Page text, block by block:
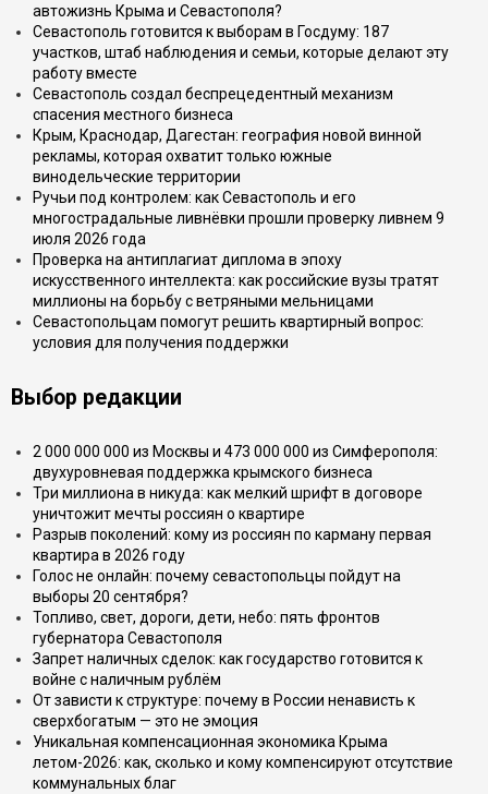
автожизнь Крыма и Севастополя?
Севастополь готовится к выборам в Госдуму: 187
участков, штаб наблюдения и семьи, которые делают эту
работу вместе
Севастополь создал беспрецедентный механизм
спасения местного бизнеса
Крым, Краснодар, Дагестан: география новой винной
рекламы, которая охватит только южные
винодельческие территории
Ручьи под контролем: как Севастополь и его
многострадальные ливнёвки прошли проверку ливнем 9
июля 2026 года
Проверка на антиплагиат диплома в эпоху
искусственного интеллекта: как российские вузы тратят
миллионы на борьбу с ветряными мельницами
Севастопольцам помогут решить квартирный вопрос:
условия для получения поддержки
Выбор редакции
2 000 000 000 из Москвы и 473 000 000 из Симферополя:
двухуровневая поддержка крымского бизнеса
Три миллиона в никуда: как мелкий шрифт в договоре
уничтожит мечты россиян о квартире
Разрыв поколений: кому из россиян по карману первая
квартира в 2026 году
Голос не онлайн: почему севастопольцы пойдут на
выборы 20 сентября?
Топливо, свет, дороги, дети, небо: пять фронтов
губернатора Севастополя
Запрет наличных сделок: как государство готовится к
войне с наличным рублём
От зависти к структуре: почему в России ненависть к
сверхбогатым — это не эмоция
Уникальная компенсационная экономика Крыма
летом-2026: как, сколько и кому компенсируют отсутствие
коммунальных благ